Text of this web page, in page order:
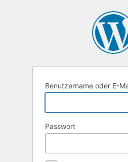
Benutzername oder E-
Passwort